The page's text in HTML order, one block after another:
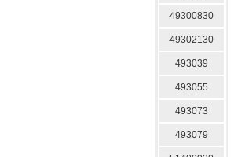
49300830
49302130
493039
493055
493073
493079